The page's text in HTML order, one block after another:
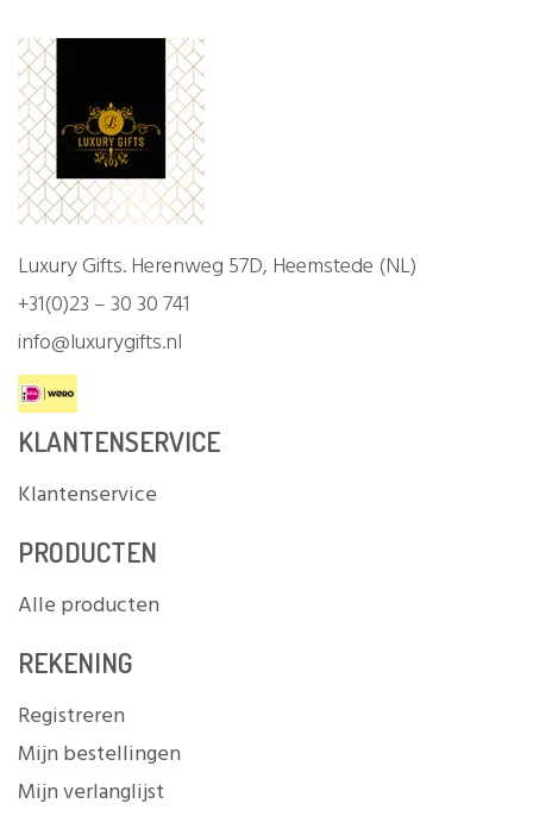
Luxury Gifts. Herenweg 57D, Heemstede (NL)
+31(0)23 – 30 30 741
info@luxurygifts.nl
KLANTENSERVICE
Klantenservice
PRODUCTEN
Alle producten
REKENING
Registreren
Mijn bestellingen
Mijn verlanglijst